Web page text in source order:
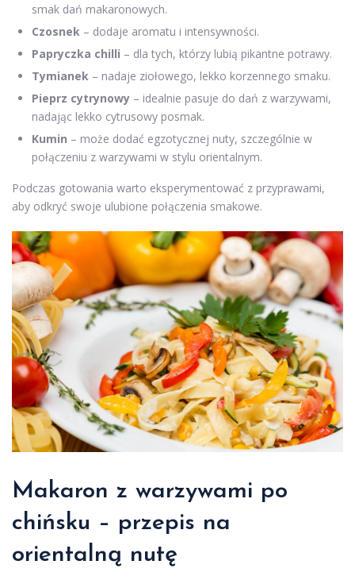
smak dań makaronowych.
Czosnek – dodaje aromatu i intensywności.
Papryczka chilli – dla tych, którzy lubią pikantne potrawy.
Tymianek – nadaje ziołowego, lekko korzennego smaku.
Pieprz cytrynowy – idealnie pasuje do dań z warzywami,
nadając lekko cytrusowy posmak.
Kumin – może dodać egzotycznej nuty, szczególnie w
połączeniu z warzywami w stylu orientalnym.
Podczas gotowania warto eksperymentować z przyprawami,
aby odkryć swoje ulubione połączenia smakowe.
Makaron z warzywami po
chińsku – przepis na
orientalną nutę